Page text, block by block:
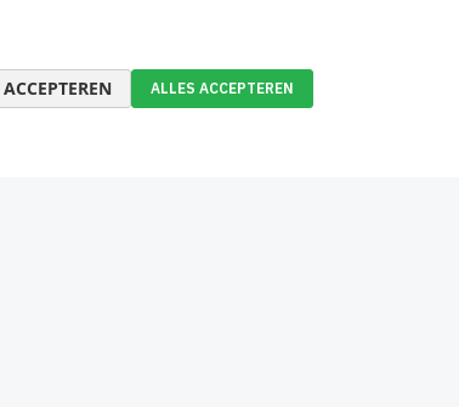
Status van mijn bestelling
Veelgestelde vragen
ALLES ACCEPTEREN